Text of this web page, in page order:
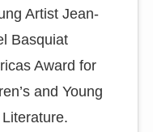
Artist Jean-
Basquiat
Award for
and Young